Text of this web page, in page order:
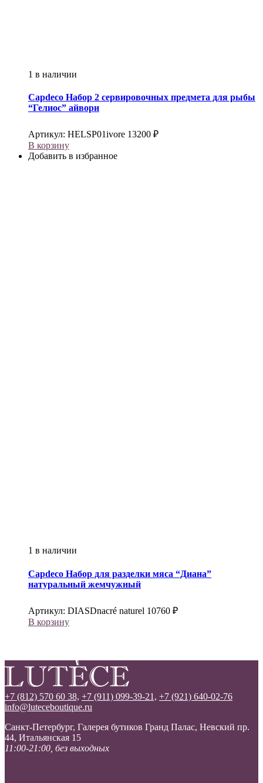
1 в наличии
Capdeco Набор 2 сервировочных предмета для рыбы
“Гелиос” айвори
Артикул: HELSP01ivore 13200 ₽
В корзину
Добавить в избранное
1 в наличии
Capdeco Набор для разделки мяса “Диана”
натуральный жемчужный
Артикул: DIASDnacré naturel 10760 ₽
В корзину
+7 (812) 570 60 38, +7 (911) 099-39-21, +7 (921) 640-02-76
info@luteceboutique.ru
Санкт-Петербург, Галерея бутиков Гранд Палас, Невский пр.
44, Итальянская 15
11:00-21:00, без выходных